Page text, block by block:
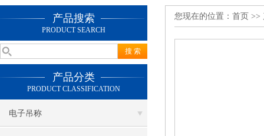
产品搜索
PRODUCT SEARCH
产品分类
PRODUCT CLASSIFICATION
电子吊称
您现在的位置： 首页 >>